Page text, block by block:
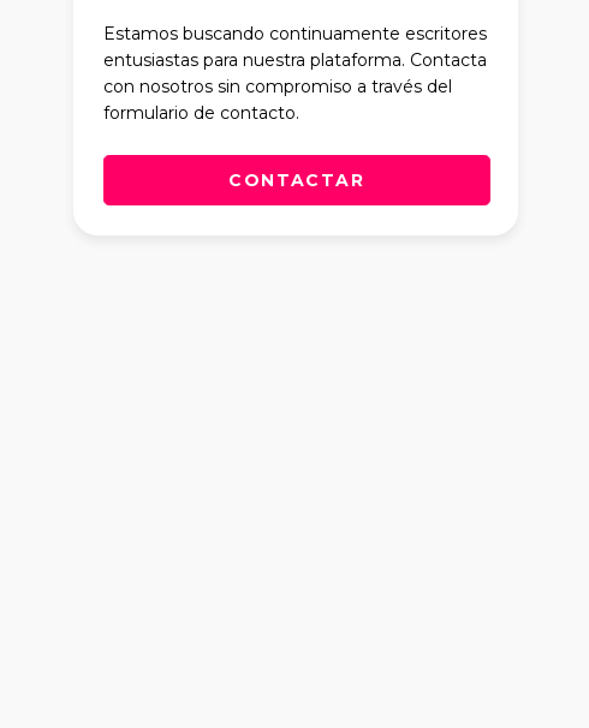
Estamos buscando continuamente escritores
entusiastas para nuestra plataforma. Contacta
con nosotros sin compromiso a través del
formulario de contacto.
CONTACTAR